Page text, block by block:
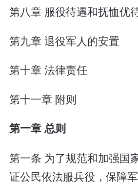
第八章 服役待遇和抚恤优
第九章 退役军人的安置
第十章 法律责任
第十一章 附则
第一章 总则
第一条 为了规范和加强国
证公民依法服兵役，保障